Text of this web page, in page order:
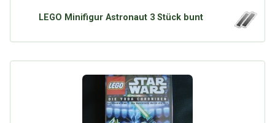
LEGO Minifigur Astronaut 3 Stück bunt